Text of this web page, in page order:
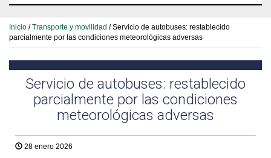
Inicio /Transporte y movilidad / Servicio de autobuses: restablecido
parcialmente por las condiciones meteorológicas adversas
Servicio de autobuses: restablecido
parcialmente por las condiciones
meteorológicas adversas
28 enero 2026